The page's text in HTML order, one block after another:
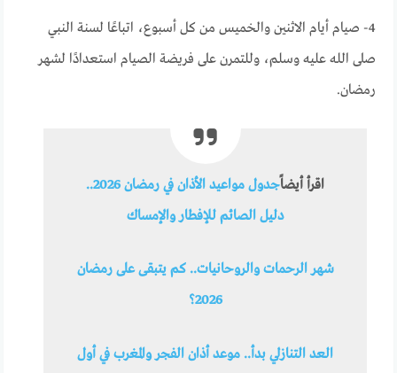
4- صيام أيام الاثنين والخميس من كل أسبوع، اتباعًا لسنة النبي
صلى الله عليه وسلم، وللتمرن على فريضة الصيام استعدادًا لشهر
رمضان.
اقرأ أيضاً
جدول مواعيد الأذان في رمضان 2026..
دليل الصائم للإفطار والإمساك
شهر الرحمات والروحانيات.. كم يتبقى على رمضان
2026؟
العد التنازلي بدأ.. موعد أذان الفجر والمغرب في أول